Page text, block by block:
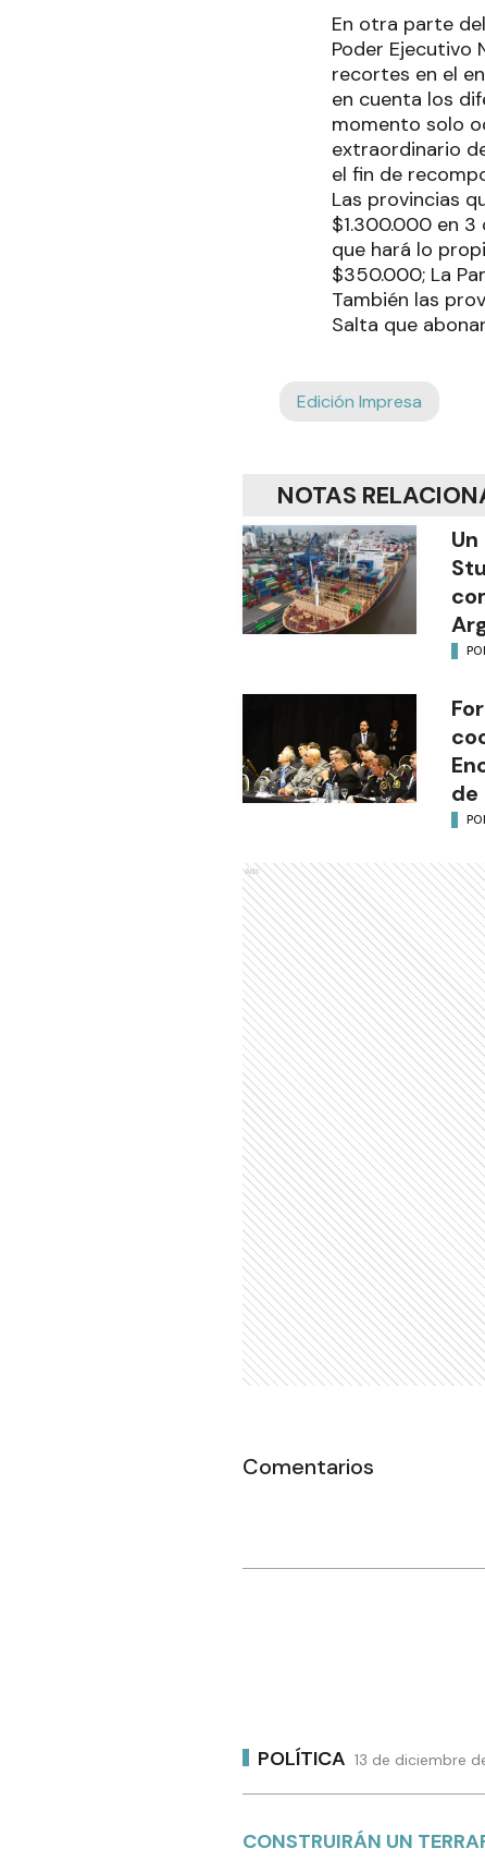
En otra parte
Poder Ejecutivo
recortes en el
en cuenta los
momento solo
extraordinario
el fin de
Las provincias
$1.300.000 en
que hará lo
$350.000; La
También las
Salta que
Edición Impresa
NOTAS
de
Ads
Comentarios
POLÍTICA 13 de diciembre
CONSTRUIRÁN UN